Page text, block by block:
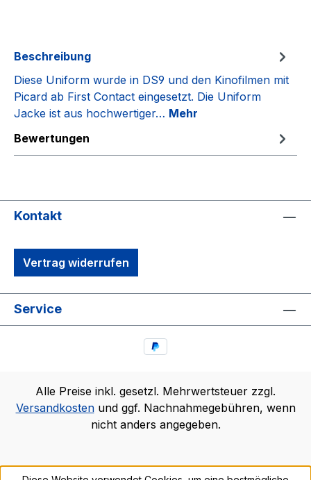
Beschreibung
Diese Uniform wurde in DS9 und den Kinofilmen mit
Picard ab First Contact eingesetzt. Die Uniform
Jacke ist aus hochwertiger… Mehr
Bewertungen
Kontakt
Vertrag widerrufen
Service
Alle Preise inkl. gesetzl. Mehrwertsteuer zzgl.
Versandkostenund ggf. Nachnahmegebühren, wenn
nicht anders angegeben.